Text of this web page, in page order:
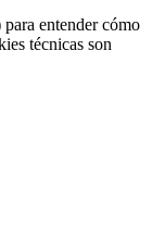
entender cómo
técnicas son